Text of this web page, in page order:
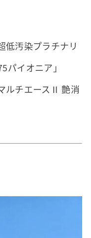
低汚染プラチナリ
パイオニア」
ルチエースⅡ 艶消